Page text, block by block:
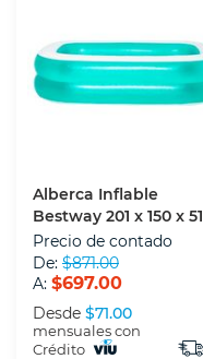
Alberca Inflable
Bestway 201 x 150 x 51
Cm
Precio de contado
De: $871.00
A: $697.00
Desde $71.00
mensuales con
Crédito